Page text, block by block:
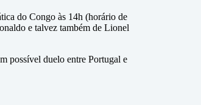
do Congo às 14h (horário de
e talvez também de Lionel
possível duelo entre Portugal e